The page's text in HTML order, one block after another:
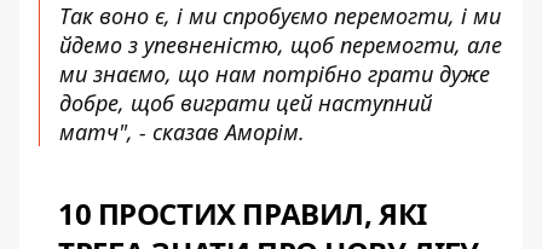
Так воно є, і ми спробуємо перемогти, і ми
йдемо з упевненістю, щоб перемогти, але
ми знаємо, що нам потрібно грати дуже
добре, щоб виграти цей наступний
матч", - сказав Аморім.
10 ПРОСТИХ ПРАВИЛ, ЯКІ